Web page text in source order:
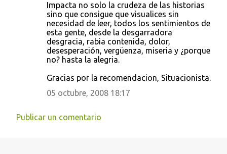
Impacta no solo la crudeza de las historias
sino que consigue que visualices sin
necesidad de leer, todos los sentimientos de
esta gente, desde la desgarradora
desgracia, rabia contenida, dolor,
desesperación, vergüenza, miseria y ¿porque
no? hasta la alegria.
Gracias por la recomendacion, Situacionista.
05 octubre, 2008 18:17
Publicar un comentario